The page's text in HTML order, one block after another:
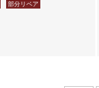
部分リペア